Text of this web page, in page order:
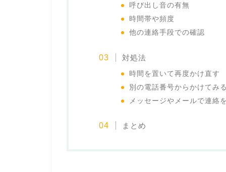
呼び出し音の有無
時間帯や頻度
他の連絡手段での確認
対処法
時間を置いて再度かけ直す
別の電話番号からかけてみる
メッセージやメールで連絡
まとめ